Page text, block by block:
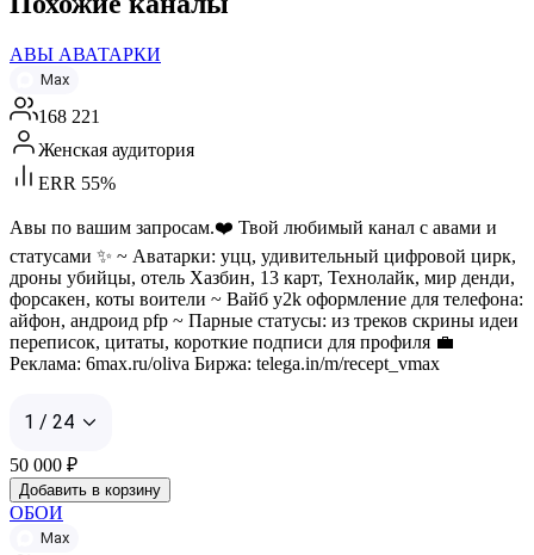
АВЫ АВАТАРКИ
Max
168 221
Женская аудитория
ERR 55%
Авы по вашим запросам.❤️ Твой любимый канал с авами и
статусами ✨ ~ Аватарки: уцц, удивительный цифровой цирк,
дроны убийцы, отель Хазбин, 13 карт, Технолайк, мир денди,
форсакен, коты воители ~ Вайб y2k оформление для телефона:
айфон, андроид pfp ~ Парные статусы: из треков скрины идеи
переписок, цитаты, короткие подписи для профиля 💼
Реклама: 6max.ru/oliva Биржа: telega.in/m/recept_vmax
1 / 24
50 000 ₽
Добавить в корзину
ОБОИ
Max